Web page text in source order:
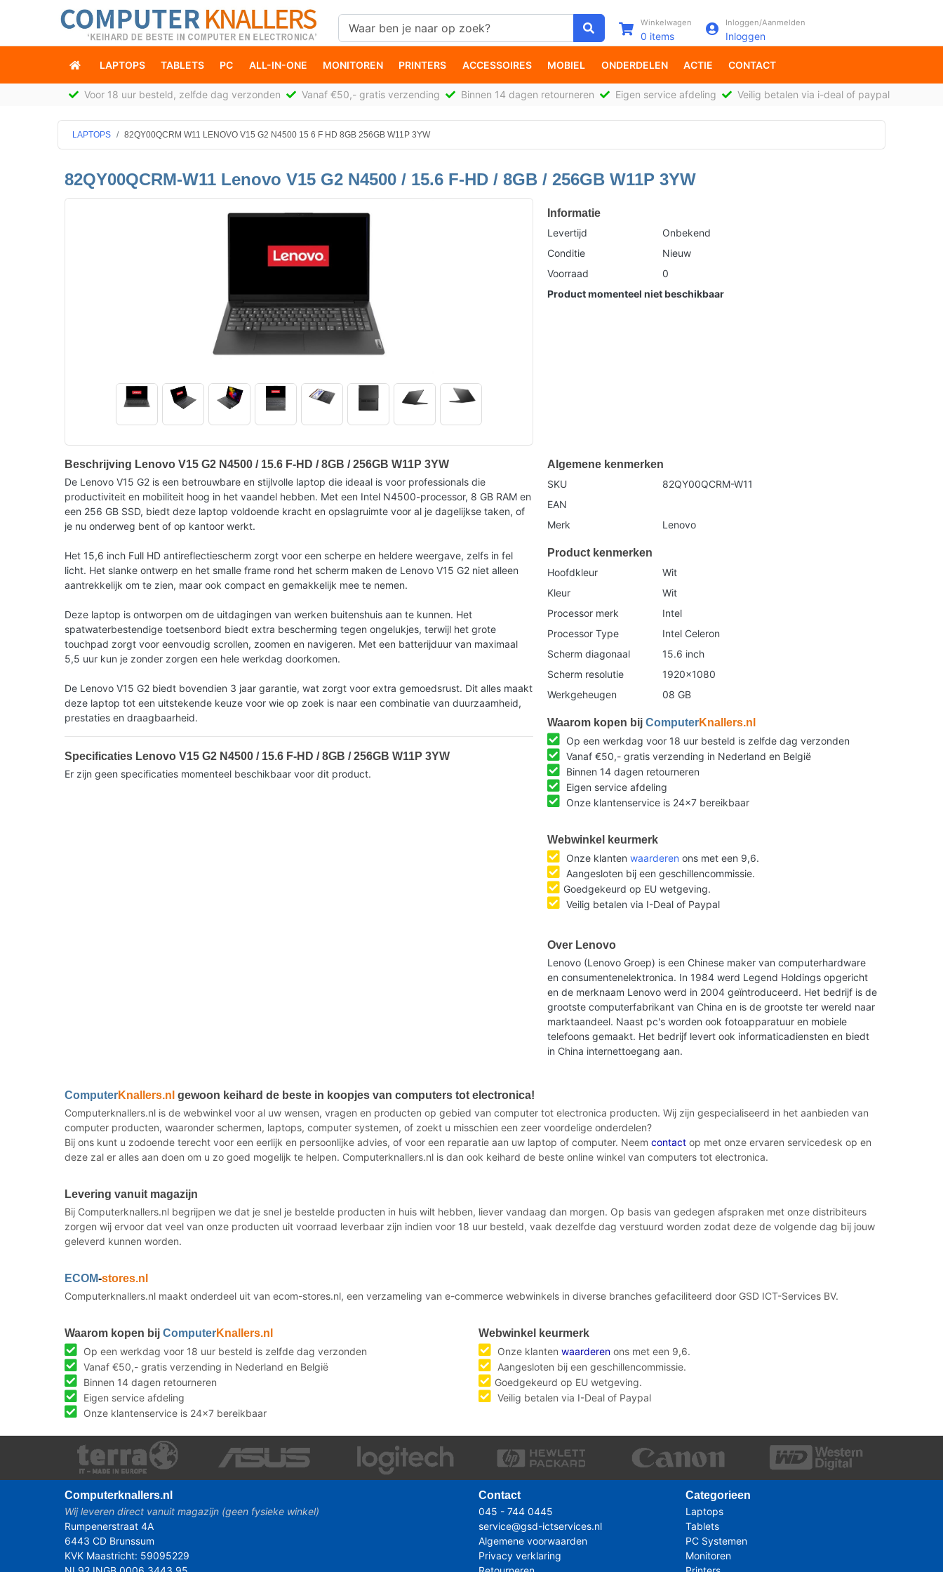
Winkelwagen
0 items
Inloggen/Aanmelden
Inloggen
LAPTOPS TABLETS PC ALL-IN-ONE MONITOREN PRINTERS ACCESSOIRES MOBIEL ONDERDELEN ACTIE CONTACT
Voor 18 uur besteld, zelfde dag verzonden Vanaf €50,- gratis verzending Binnen 14 dagen retourneren Eigen service afdeling Veilig betalen via i-deal of paypal
LAPTOPS 82QY00QCRM W11 LENOVO V15 G2 N4500 15 6 F HD 8GB 256GB W11P 3YW
82QY00QCRM-W11 Lenovo V15 G2 N4500 / 15.6 F-HD / 8GB / 256GB W11P 3YW
Informatie
Levertijd
Onbekend
Conditie
Nieuw
Voorraad
0
Product momenteel niet beschikbaar
Beschrijving Lenovo V15 G2 N4500 / 15.6 F-HD / 8GB / 256GB W11P 3YW
De Lenovo V15 G2 is een betrouwbare en stijlvolle laptop die ideaal is voor professionals die
productiviteit en mobiliteit hoog in het vaandel hebben. Met een Intel N4500-processor, 8 GB RAM en
een 256 GB SSD, biedt deze laptop voldoende kracht en opslagruimte voor al je dagelijkse taken, of
je nu onderweg bent of op kantoor werkt.
Het 15,6 inch Full HD antireflectiescherm zorgt voor een scherpe en heldere weergave, zelfs in fel
licht. Het slanke ontwerp en het smalle frame rond het scherm maken de Lenovo V15 G2 niet alleen
aantrekkelijk om te zien, maar ook compact en gemakkelijk mee te nemen.
Deze laptop is ontworpen om de uitdagingen van werken buitenshuis aan te kunnen. Het
spatwaterbestendige toetsenbord biedt extra bescherming tegen ongelukjes, terwijl het grote
touchpad zorgt voor eenvoudig scrollen, zoomen en navigeren. Met een batterijduur van maximaal
5,5 uur kun je zonder zorgen een hele werkdag doorkomen.
De Lenovo V15 G2 biedt bovendien 3 jaar garantie, wat zorgt voor extra gemoedsrust. Dit alles maakt
deze laptop tot een uitstekende keuze voor wie op zoek is naar een combinatie van duurzaamheid,
prestaties en draagbaarheid.
Specificaties Lenovo V15 G2 N4500 / 15.6 F-HD / 8GB / 256GB W11P 3YW
Er zijn geen specificaties momenteel beschikbaar voor dit product.
Algemene kenmerken
SKU
82QY00QCRM-W11
EAN
Merk
Lenovo
Product kenmerken
Hoofdkleur
Wit
Kleur
Wit
Processor merk
Intel
Processor Type
Intel Celeron
Scherm diagonaal
15.6 inch
Scherm resolutie
1920x1080
Werkgeheugen
08 GB
Waarom kopen bijComputerKnallers.nl
Op een werkdag voor 18 uur besteld is zelfde dag verzonden
Vanaf €50,- gratis verzending in Nederland en België
Binnen 14 dagen retourneren
Eigen service afdeling
Onze klantenservice is 24x7 bereikbaar
Webwinkel keurmerk
Onze klantenwaarderen ons met een 9,6.
Aangesloten bij een geschillencommissie.
Goedgekeurd op EU wetgeving.
Veilig betalen via I-Deal of Paypal
Over Lenovo
Lenovo (Lenovo Groep) is een Chinese maker van computerhardware
en consumentenelektronica. In 1984 werd Legend Holdings opgericht
en de merknaam Lenovo werd in 2004 geïntroduceerd. Het bedrijf is de
grootste computerfabrikant van China en is de grootste ter wereld naar
marktaandeel. Naast pc's worden ook fotoapparatuur en mobiele
telefoons gemaakt. Het bedrijf levert ook informaticadiensten en biedt
in China internettoegang aan.
ComputerKnallers.nl gewoon keihard de beste in koopjes van computers tot electronica!
Computerknallers.nl is de webwinkel voor al uw wensen, vragen en producten op gebied van computer tot electronica producten. Wij zijn gespecialiseerd in het aanbieden van
computer producten, waaronder schermen, laptops, computer systemen, of zoekt u misschien een zeer voordelige onderdelen?
Bij ons kunt u zodoende terecht voor een eerlijk en persoonlijke advies, of voor een reparatie aan uw laptop of computer. Neem contact op met onze ervaren servicedesk op en
deze zal er alles aan doen om u zo goed mogelijk te helpen. Computerknallers.nl is dan ook keihard de beste online winkel van computers tot electronica.
Levering vanuit magazijn
Bij Computerknallers.nl begrijpen we dat je snel je bestelde producten in huis wilt hebben, liever vandaag dan morgen. Op basis van gedegen afspraken met onze distribiteurs
zorgen wij ervoor dat veel van onze producten uit voorraad leverbaar zijn indien voor 18 uur besteld, vaak dezelfde dag verstuurd worden zodat deze de volgende dag bij jouw
geleverd kunnen worden.
ECOM-stores.nl
Computerknallers.nl maakt onderdeel uit van ecom-stores.nl, een verzameling van e-commerce webwinkels in diverse branches gefaciliteerd door GSD ICT-Services BV.
Waarom kopen bij ComputerKnallers.nl
Op een werkdag voor 18 uur besteld is zelfde dag verzonden
Vanaf €50,- gratis verzending in Nederland en België
Binnen 14 dagen retourneren
Eigen service afdeling
Onze klantenservice is 24x7 bereikbaar
Webwinkel keurmerk
Onze klanten waarderen ons met een 9,6.
Aangesloten bij een geschillencommissie.
Goedgekeurd op EU wetgeving.
Veilig betalen via I-Deal of Paypal
Computerknallers.nl
Wij leveren direct vanuit magazijn (geen fysieke winkel)
Rumpenerstraat 4A
6443 CD Brunssum
KVK Maastricht: 59095229
Contact
045 - 744 0445
service@gsd-ictservices.nl
Algemene voorwaarden
Privacy verklaring
Categorieen
Laptops
Tablets
PC Systemen
Monitoren